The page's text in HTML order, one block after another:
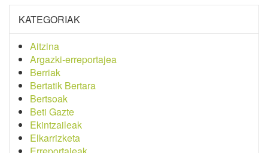
KATEGORIAK
Aitzina
Argazki-erreportajea
Berriak
Bertatik Bertara
Bertsoak
Beti Gazte
Ekintzaileak
Elkarrizketa